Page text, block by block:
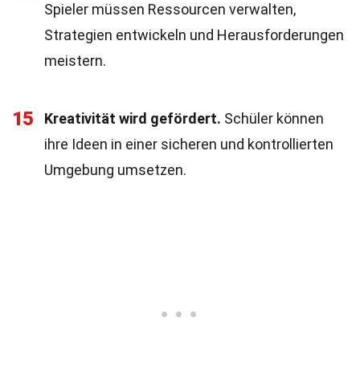
Spieler müssen Ressourcen verwalten,
Strategien entwickeln und Herausforderungen
meistern.
15 Kreativität wird gefördert. Schüler können
ihre Ideen in einer sicheren und kontrollierten
Umgebung umsetzen.